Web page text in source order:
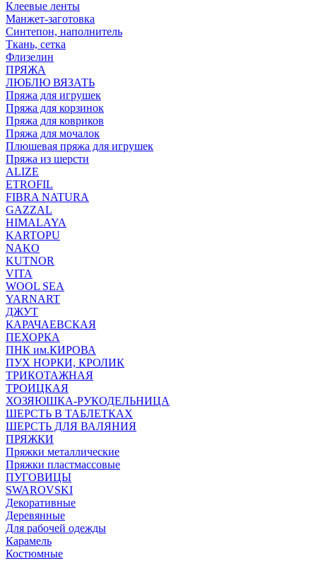
Клеевые ленты
Манжет-заготовка
Синтепон, наполнитель
Ткань, сетка
Флизелин
ПРЯЖА
ЛЮБЛЮ ВЯЗАТЬ
Пряжа для игрушек
Пряжа для корзинок
Пряжа для ковриков
Пряжа для мочалок
Плюшевая пряжа для игрушек
Пряжа из шерсти
ALIZE
ETROFIL
FIBRA NATURA
GAZZAL
HIMALAYA
KARTOPU
NAKO
KUTNOR
VITA
WOOL SEA
YARNART
ДЖУТ
КАРАЧАЕВСКАЯ
ПЕХОРКА
ПНК им.КИРОВА
ПУХ НОРКИ, КРОЛИК
ТРИКОТАЖНАЯ
ТРОИЦКАЯ
ХОЗЯЮШКА-РУКОДЕЛЬНИЦА
ШЕРСТЬ В ТАБЛЕТКАХ
ШЕРСТЬ ДЛЯ ВАЛЯНИЯ
ПРЯЖКИ
Пряжки металлические
Пряжки пластмассовые
ПУГОВИЦЫ
SWAROVSKI
Декоративные
Деревянные
Для рабочей одежды
Карамель
Костюмные